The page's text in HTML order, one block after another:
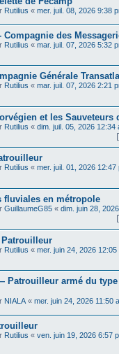
Rutilius « mer. juil. 08, 2026 9:38
Compagnie des
Rutilius « mar. juil. 07, 2026 5:32
Générale
Rutilius « mar. juil. 07, 2026 2:21
et les Sauveteurs
Rutilius « dim. juil. 05, 2026 12:34
Rutilius « mer. juil. 01, 2026 12:47
fluviales en métropole
GuillaumeG85 « dim. juin 28,
Patrouilleur
Rutilius « mer. juin 24, 2026 12:05
Patrouilleur armé du type
NIALA« mer. juin 24, 2026 11:50
Rutilius « ven. juin 19, 2026 6:57